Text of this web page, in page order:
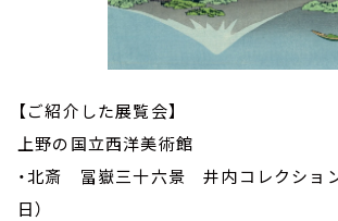
【ご紹介した展覧会】
上野の国立西洋美術館
・北斎 冨嶽三十六景 井内コレクショ
日）